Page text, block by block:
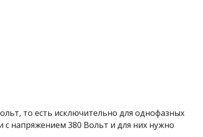
то есть исключительно для однофазных
с напряжением 380 Вольт и для них нужно